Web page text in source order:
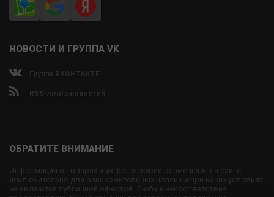
НОВОСТИ И ГРУППА VK
Группа ВКОНТАКТЕ
RSS-лента новостей
ОБРАТИТЕ ВНИМАНИЕ
Информация о товарах и их фотографии размещены на сайте
исключительно для ознакомительных целей ни при каких условиях
не являются публичной офертой. Любые несоответствия